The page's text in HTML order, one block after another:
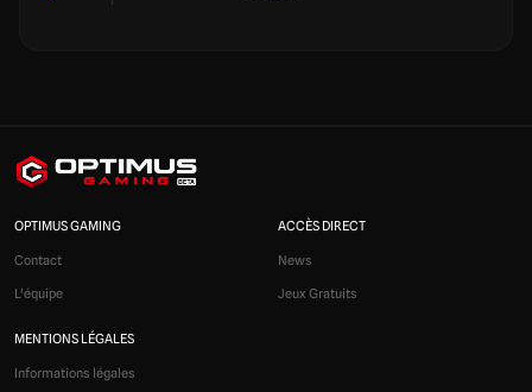
OPTIMUS GAMING
Contact
L'équipe
ACCÈS DIRECT
News
Jeux Gratuits
MENTIONS LÉGALES
Informations légales